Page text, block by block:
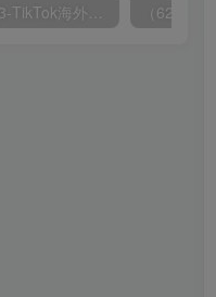
（6890期）2023-TikTok海外短视频带货特训营，掌握TK短视频带货变现全流程（60节课）